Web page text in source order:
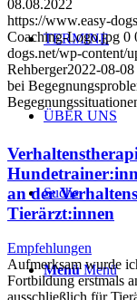
TERMINE
ÜBER UNS
Suche
Menü Menü
08.08.2022
https://www.easy-
Coaching-Logo.jpg 0
dogs.net/wp-content/
Rehberger2022-08-08
bei
an der
Tierärzt:innen
Empfehlungen
Aufmerksam wurde
Fortbildung erstmals